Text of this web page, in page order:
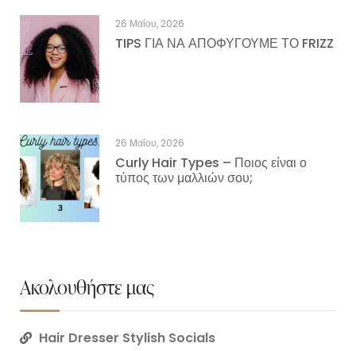
26 Μαΐου, 2026
TIPS ΓΙΑ ΝΑ ΑΠΟΦΥΓΟΥΜΕ ΤΟ FRIZZ
26 Μαΐου, 2026
Curly Hair Types – Ποιος είναι ο
τύπος των μαλλιών σου;
Ακολουθήστε μας
Hair Dresser Stylish Socials